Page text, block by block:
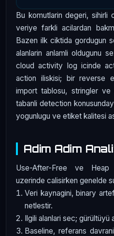
Bu komutlarin degeri, sihirli
veriye farkli acilardan
Bazen ilk ciktida gordugun
alanlarin anlamli oldugunu
cloud activity log icinde
action iliskisi; bir reverse
import tablosu, stringler
tabanli detection
yogunlugu ve etiket kalitesi
Adim Adim
Use-After-Free ve Heap
uzerinde calisirken genelde
Veri kaynagini, binary
netlestir.
Ilgili alanlari sec; gürültüyü
Baseline, referans